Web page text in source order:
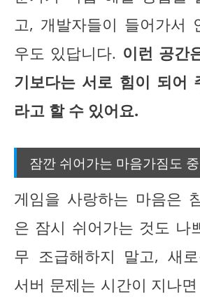
고, 개발자들이 들어가서
우도 있답니다. 이런 공간
기보다는 서로 힘이 되어
라고 할 수 있어요.
잠깐 쉬어가는 마음가짐도
게임을 사랑하는 마음은
은 잠시 쉬어가는 것도 나
무 조급해하지 말고, 새
서버 문제는 시간이 지나